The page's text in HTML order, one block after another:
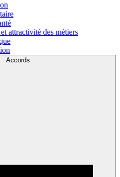
attractivité des métiers
Accords